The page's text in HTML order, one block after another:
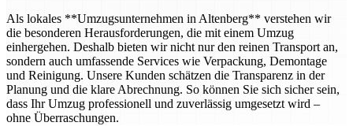
Als lokales **Umzugsunternehmen in Altenberg** verstehen wir
die besonderen Herausforderungen, die mit einem Umzug
einhergehen. Deshalb bieten wir nicht nur den reinen Transport an,
sondern auch umfassende Services wie Verpackung, Demontage
und Reinigung. Unsere Kunden schätzen die Transparenz in der
Planung und die klare Abrechnung. So können Sie sich sicher sein,
dass Ihr Umzug professionell und zuverlässig umgesetzt wird –
ohne Überraschungen.